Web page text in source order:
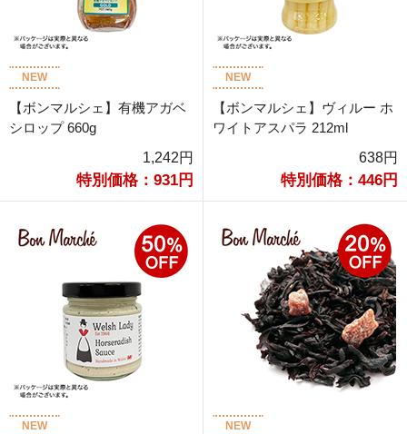
NEW
【ボンマルシェ】有機アガベ
シロップ 660g
1,242円
特別価格：931円
NEW
【ボンマルシェ】ヴィルー ホ
ワイトアスパラ 212ml
638円
特別価格：446円
NEW NEW